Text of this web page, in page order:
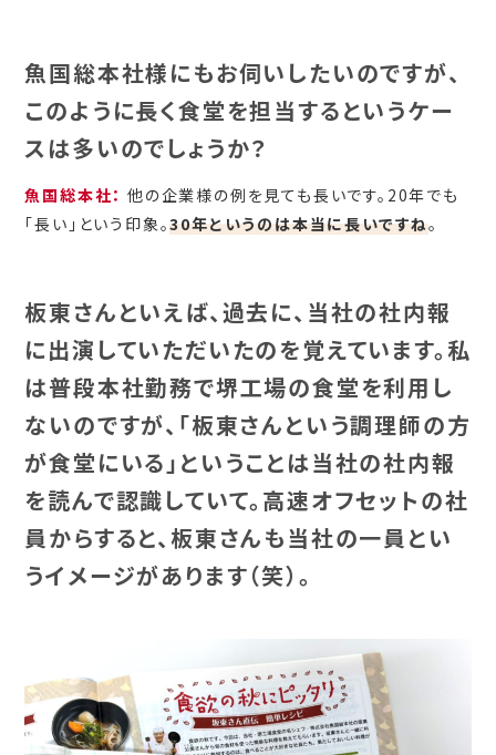
魚国総本社様にもお伺いしたいのですが、
このように長く食堂を担当するというケー
スは多いのでしょうか？
魚国総本社： 他の企業様の例を見ても長いです。20年でも
「長い」という印象。30年というのは本当に長いですね。
板東さんといえば、過去に、当社の社内報
に出演していただいたのを覚えています。私
は普段本社勤務で堺工場の食堂を利用し
ないのですが、「板東さんという調理師の方
が食堂にいる」ということは当社の社内報
を読んで認識していて。高速オフセットの社
員からすると、板東さんも当社の一員とい
うイメージがあります（笑）。